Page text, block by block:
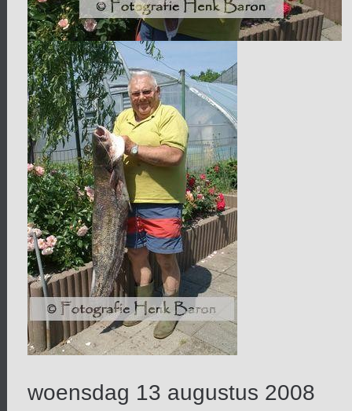
woensdag 13 augustus 2008